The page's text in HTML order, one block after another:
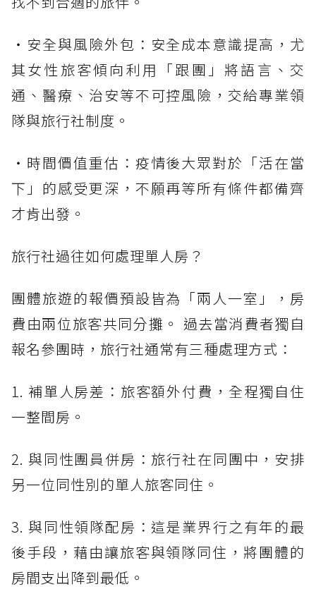
・安全與風險外包：安全成本意識提高，尤
其女性旅客傾向利用「跟團」將語言、交
通、醫療、治安等不可控風險，交給專業領
隊與旅行社制度。
・時間價值重估：疫情後大眾對於「活在當
下」的感受更深，不願再等所有條件都備齊
才肯出發。
旅行社過往如何處理單人房？
團體旅遊的報價預設皆為「兩人一室」，房
費由兩位旅客共同分攤。 過去當消費者獨自
報名參團時，旅行社通常有三種處理方式：
1. 補單人房差：旅客額外付費，全程獨自住
一整間房。
2. 與同性團員併房：旅行社在同團中，安排
另一位同性別的單人旅客同住。
3. 與同性領隊配房：這是業界行之有年的最
後手段，藉由讓旅客與領隊同住，將團體的
房間支出降到最低。